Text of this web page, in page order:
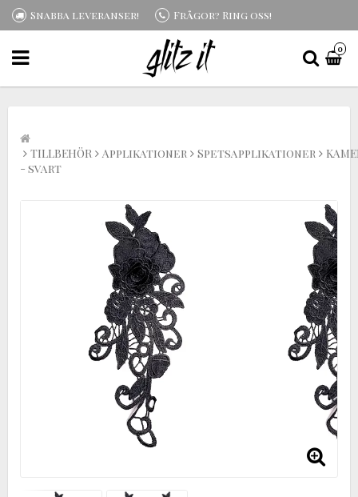
Snabba leveranser! Frågor? Ring oss!
0
TILLBEHÖR Applikationer Spetsapplikationer
- svart